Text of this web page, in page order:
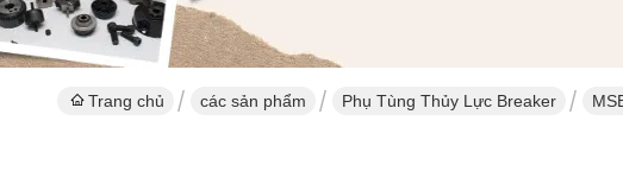
Trang chủ các sản phẩm Phụ Tùng Thủy Lực Breaker